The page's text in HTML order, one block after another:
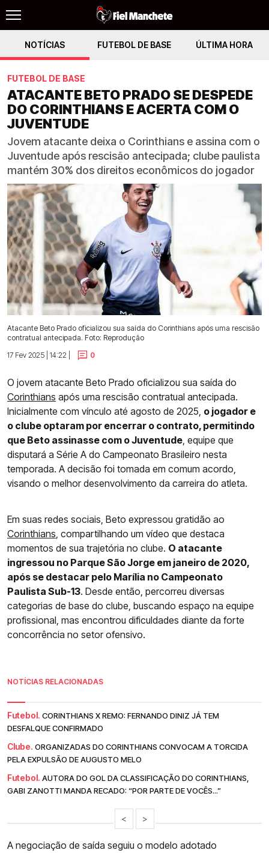
NOTÍCIAS FUTEBOL DE BASE ÚLTIMA HORA
FUTEBOL DE BASE
ATACANTE BETO PRADO SE DESPEDE
DO CORINTHIANS E ACERTA COM O
JUVENTUDE
Jovem atacante deixa o Corinthians e assina com o
Juventude após rescisão antecipada; clube paulista
mantém 30% dos direitos econômicos do jogador
Atacante Beto Prado oficializou sua saída do Corinthians após uma rescisão
contratual antecipada. Foto: Reprodução
17 Fev 2025 | 14:22 |
0
O jovem atacante Beto Prado oficializou sua saída do
Corinthians após uma rescisão contratual antecipada.
Inicialmente com vínculo até agosto de 2025, o jogador e
o clube optaram por encerrar o contrato, permitindo
que Beto assinasse com o Juventude, equipe que
disputará a Série A do Campeonato Brasileiro nesta
temporada. A decisão foi tomada em comum acordo,
visando o melhor desenvolvimento da carreira do atleta.
Em suas redes sociais, Beto expressou gratidão ao
Corinthians, compartilhando um vídeo que destaca
momentos de sua trajetória no clube. O atacante
ingressou no Parque São Jorge em janeiro de 2020,
após se destacar pelo Marília no Campeonato
Paulista Sub-13. Desde então, percorreu diversas
categorias de base do clube, buscando espaço na equipe
profissional, mas encontrou dificuldades diante da forte
concorrência no setor ofensivo.
NOTÍCIAS RELACIONADAS
Futebol. CORINTHIANS X REMO: FERNANDO DINIZ JÁ TEM
DESFALQUE CONFIRMADO
Clube. ORGANIZADAS DO CORINTHIANS CONVOCAM A TORCIDA
PELA EXPULSÃO DE AUGUSTO MELO
Futebol. AUTORA DO GOL DA CLASSIFICAÇÃO DO CORINTHIANS,
GABI ZANOTTI MANDA RECADO: “POR PARTE DE VOCÊS...”
< >
A negociação de saída seguiu o modelo adotado